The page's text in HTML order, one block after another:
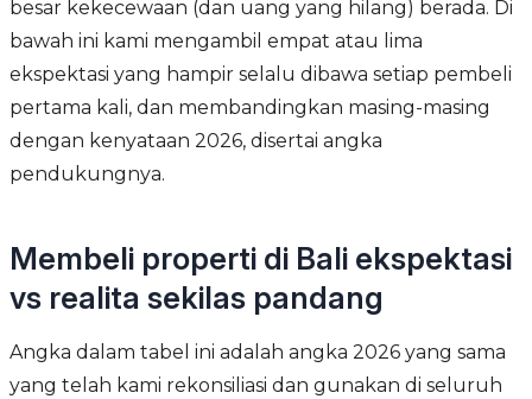
besar kekecewaan (dan uang yang hilang) berada. Di
bawah ini kami mengambil empat atau lima
ekspektasi yang hampir selalu dibawa setiap pembeli
pertama kali, dan membandingkan masing-masing
dengan kenyataan 2026, disertai angka
pendukungnya.
Membeli properti di Bali ekspektasi
vs realita sekilas pandang
Angka dalam tabel ini adalah angka 2026 yang sama
yang telah kami rekonsiliasi dan gunakan di seluruh